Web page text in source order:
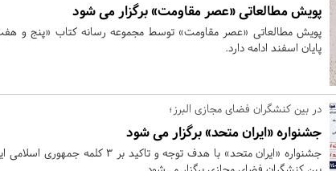
پویش مطالعاتی «عصر مقاومت» برگزار می شود
پایان اسفند ادامه دارد.
در بین کنشگران فضای مجازی البرز؛
جشنواره «ایران متحد» برگزار می شود
جشنواره «ایران متحد» با هدف توجه و تاکید